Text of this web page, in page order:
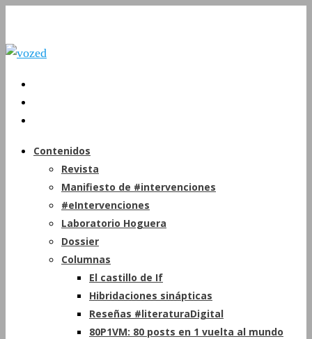
Contenidos
Revista
Manifiesto de #intervenciones
#eIntervenciones
Laboratorio Hoguera
Dossier
Columnas
El castillo de If
Hibridaciones sinápticas
Reseñas #literaturaDigital
80P1VM: 80 posts en 1 vuelta al mundo